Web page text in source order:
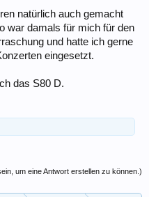
natürlich auch gemacht
war damals für mich für den
und hatte ich gerne
eingesetzt.
das S80 D.
um eine Antwort erstellen zu können.)